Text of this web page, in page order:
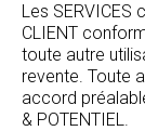
Les
CLIENT
toute autre
revente. Toute
accord
& POTENTIEL.